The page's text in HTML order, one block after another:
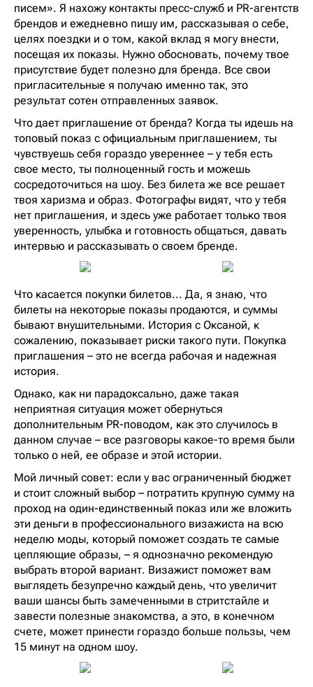
писем». Я нахожу контакты пресс-служб и PR-агентств
брендов и ежедневно пишу им, рассказывая о себе,
целях поездки и о том, какой вклад я могу внести,
посещая их показы. Нужно обосновать, почему твое
присутствие будет полезно для бренда. Все свои
пригласительные я получаю именно так, это
результат сотен отправленных заявок.
Что дает приглашение от бренда? Когда ты идешь на
топовый показ с официальным приглашением, ты
чувствуешь себя гораздо увереннее – у тебя есть
свое место, ты полноценный гость и можешь
сосредоточиться на шоу. Без билета же все решает
твоя харизма и образ. Фотографы видят, что у тебя
нет приглашения, и здесь уже работает только твоя
уверенность, улыбка и готовность общаться, давать
интервью и рассказывать о своем бренде.
Что касается покупки билетов... Да, я знаю, что
билеты на некоторые показы продаются, и суммы
бывают внушительными. История с Оксаной, к
сожалению, показывает риски такого пути. Покупка
приглашения – это не всегда рабочая и надежная
история.
Однако, как ни парадоксально, даже такая
неприятная ситуация может обернуться
дополнительным PR-поводом, как это случилось в
данном случае – все разговоры какое-то время были
только о ней, ее образе и этой истории.
Мой личный совет: если у вас ограниченный бюджет
и стоит сложный выбор – потратить крупную сумму на
проход на один-единственный показ или же вложить
эти деньги в профессионального визажиста на всю
неделю моды, который поможет создать те самые
цепляющие образы, – я однозначно рекомендую
выбрать второй вариант. Визажист поможет вам
выглядеть безупречно каждый день, что увеличит
ваши шансы быть замеченными в стритстайле и
завести полезные знакомства, а это, в конечном
счете, может принести гораздо больше пользы, чем
15 минут на одном шоу.